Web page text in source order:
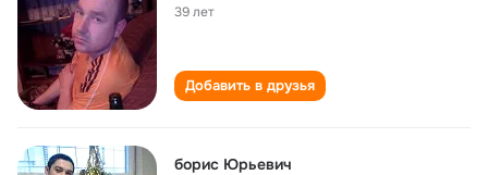
39 лет
Добавить в друзья
борис Юрьевич